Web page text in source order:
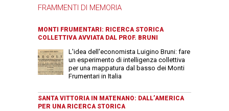
FRAMMENTI DI MEMORIA
MONTI FRUMENTARI: RICERCA STORICA
COLLETTIVA AVVIATA DAL PROF. BRUNI
L'idea dell'economista Luigino Bruni: fare
un esperimento di intelligenza collettiva
per una mappatura dal basso dei Monti
Frumentari in Italia
SANTA VITTORIA IN MATENANO: DALL’AMERICA
PER UNA RICERCA STORICA